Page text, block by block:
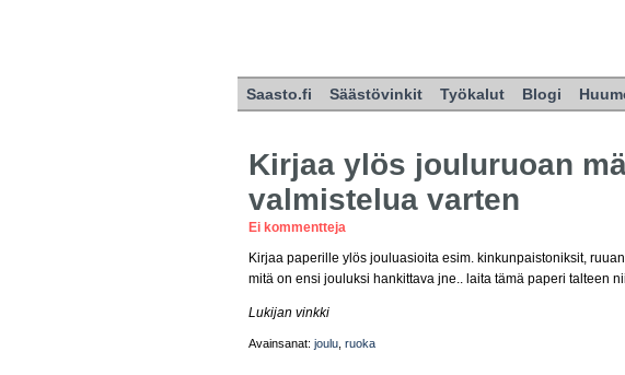
Saasto.fi Säästövinkit Työkalut Blogi
Kirjaa ylös jouluruoan
valmistelua varten
Ei kommentteja
Kirjaa paperille ylös jouluasioita esim. kinkunpaistoniksit,
mitä on ensi jouluksi hankittava jne.. laita tämä paperi talteen
Lukijan vinkki
Avainsanat: joulu ruoka